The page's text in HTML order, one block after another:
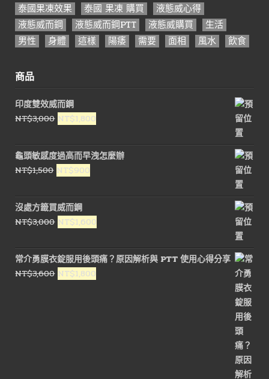
泰國果凍效果
泰國 果凍 購買
液態威心得
液態威而鋼
液態威而鋼PTT 液態威購買
生活
男性
身體 這樣 陽痿 需要 面相 風水 飲食
商品
印度雙效威而鋼
NT$3,000 原
價
格：
NT$3,000。
NT$1,800
價
格：
龜頭敏感度過高而早洩怎麼辦
NT$1,500 原
價
格：
NT$1,500。
NT$900
價
格：
NT$900。
沒處方籤買威而鋼
NT$3,000 原
價
格：
NT$3,000。
NT$1,600
價
格：
常介勇膜衣錠服用後頭痛？原因解析與 PTT 使用心得分享
NT$3,600 原
NT$1,800